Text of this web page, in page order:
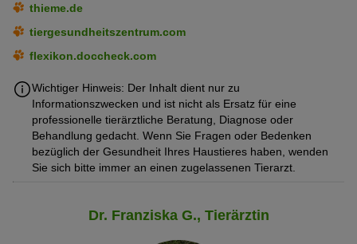
thieme.de
tiergesundheitszentrum.com
flexikon.doccheck.com
Wichtiger Hinweis: Der Inhalt dient nur zu
Informationszwecken und ist nicht als Ersatz für eine
professionelle tierärztliche Beratung, Diagnose oder
Behandlung gedacht. Wenn Sie Fragen oder Bedenken
bezüglich der Gesundheit Ihres Haustieres haben, wenden
Sie sich bitte immer an einen zugelassenen Tierarzt.
Dr. Franziska G., Tierärztin